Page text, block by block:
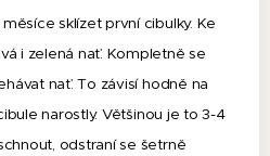
sklízet první cibulky. Ke
i zelená nať. Kompletně se
nať. To závisí hodně na
narostly. Většinou je to 3-4
odstraní se šetrně